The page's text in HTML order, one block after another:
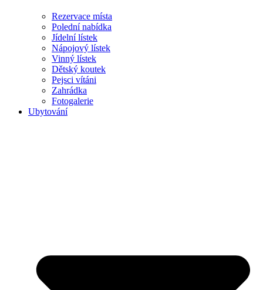
Rezervace místa
Polední nabídka
Jídelní lístek
Nápojový lístek
Vinný lístek
Dětský koutek
Pejsci vítáni
Zahrádka
Fotogalerie
Ubytování